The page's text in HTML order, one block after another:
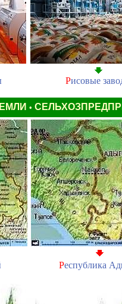
Рисовые
•
Республика